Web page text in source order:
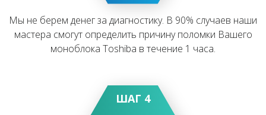
Мы не берем денег за диагностику. В 90% случаев наши
мастера смогут определить причину поломки Вашего
моноблока Toshiba в течение 1 часа.
ШАГ 4